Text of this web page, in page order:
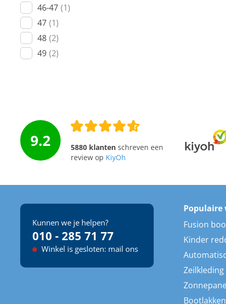
46-47 (1)
47 (1)
48 (2)
49 (2)
9.2 5880 klantenschreven een
review op KiyOh
Kunnen we je helpen?
010 - 285 71 77
Winkel is gesloten: mail ons
Fusion
Kinder
Zeilkleding
Bootlakken